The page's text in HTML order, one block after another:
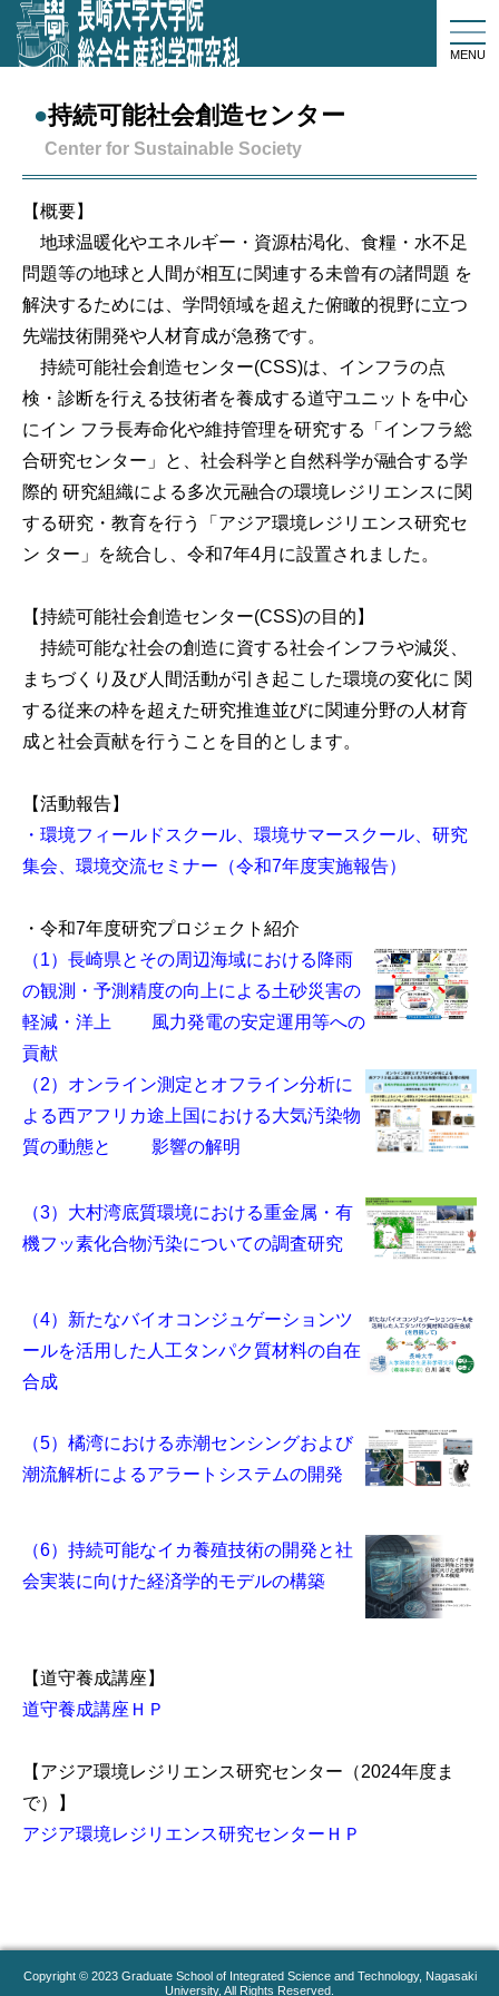
MENU
持続可能社会創造センター
Center for Sustainable Society
【概要】
地球温暖化やエネルギー・資源枯渇化、食糧・水不足
問題等の地球と人間が相互に関連する未曾有の諸問題 を
解決するためには、学問領域を超えた俯瞰的視野に立つ
先端技術開発や人材育成が急務です。
持続可能社会創造センター(CSS)は、インフラの点
検・診断を行える技術者を養成する道守ユニットを中心
にイン フラ長寿命化や維持管理を研究する「インフラ総
合研究センター」と、社会科学と自然科学が融合する学
際的 研究組織による多次元融合の環境レジリエンスに関
する研究・教育を行う「アジア環境レジリエンス研究セ
ン ター」を統合し、令和7年4月に設置されました。
【持続可能社会創造センター(CSS)の目的】
持続可能な社会の創造に資する社会インフラや減災、
まちづくり及び人間活動が引き起こした環境の変化に 関
する従来の枠を超えた研究推進並びに関連分野の人材育
成と社会貢献を行うことを目的とします。
【活動報告】
・環境フィールドスクール、環境サマースクール、研究
集会、環境交流セミナー（令和7年度実施報告）
・令和7年度研究プロジェクト紹介
（1）長崎県とその周辺海域における降雨
の観測・予測精度の向上による土砂災害の
軽減・洋上 風力発電の安定運用等への
貢献
（2）オンライン測定とオフライン分析に
よる西アフリカ途上国における大気汚染物
質の動態と 影響の解明
（3）大村湾底質環境における重金属・有
機フッ素化合物汚染についての調査研究
（4）新たなバイオコンジュゲーションツ
ールを活用した人工タンパク質材料の自在
合成
（5）橘湾における赤潮センシングおよび
潮流解析によるアラートシステムの開発
（6）持続可能なイカ養殖技術の開発と社
会実装に向けた経済学的モデルの構築
【道守養成講座】
道守養成講座ＨＰ
【アジア環境レジリエンス研究センター（2024年度ま
で）】
アジア環境レジリエンス研究センターＨＰ
Copyright © 2023 Graduate School of Integrated Science and Technology, Nagasaki
University, All Rights Reserved.